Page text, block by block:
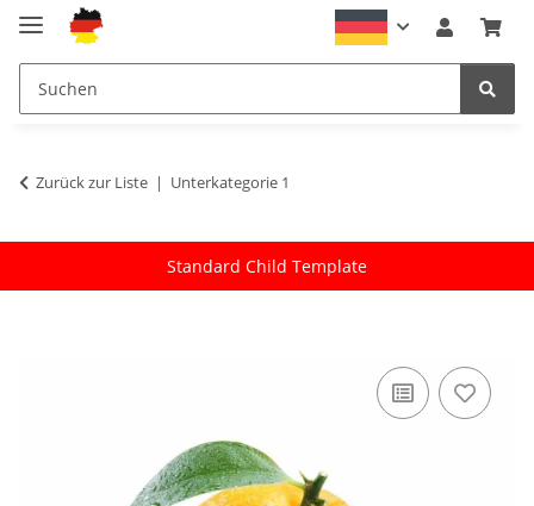
Zurück zur Liste Unterkategorie 1
Standard Child Template